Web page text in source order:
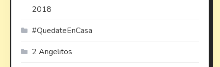
2018
#QuedateEnCasa
2 Angelitos